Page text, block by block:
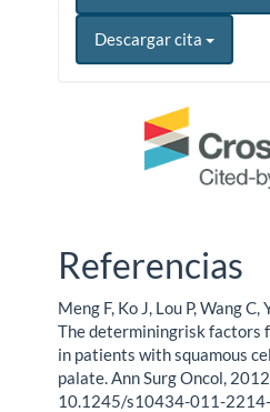
Descargar cita
Referencias
Meng F, Ko J, Lou P, Wang C,
The determiningrisk factors
in patients with squamous
palate. Ann Surg Oncol,
10.1245/s10434-011-